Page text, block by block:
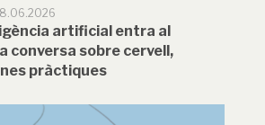
artificial entra al
conversa sobre cervell,
pràctiques